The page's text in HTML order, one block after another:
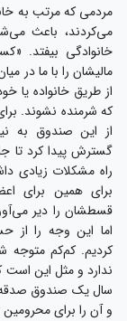
مردمی که مرتب به
می‌کردند، باعث
خانوادگی بیفتد.
مالیشان را با ما در
از طریق خانواده یا
که شرمنده نشوند.
از این صندوق به
گسترش پیدا کرد تا
راه مشکلات زیادی
برای همین برای
قسطشان را دیر
اما این وجه را از
کردیم. کم‌کم متوجه
ندارد و مثل این
سال یک صندوق صدقه
و آن را برای